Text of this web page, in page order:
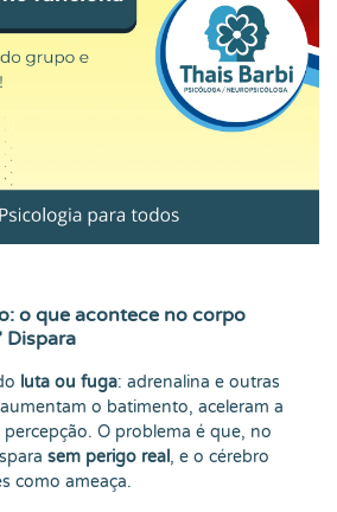
o que acontece no corpo
Dispara
luta ou fuga: adrenalina e outras
o batimento, aceleram a
O problema é que, no
sem perigo real, e o cérebro
como ameaça.